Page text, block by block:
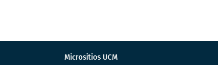
Micrositios UCM